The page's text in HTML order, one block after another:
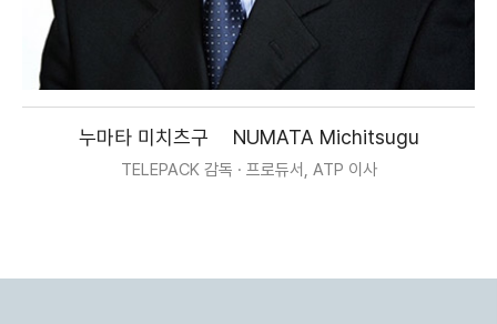
누마타 미치츠구 NUMATA Michitsugu
TELEPACK 감독 · 프로듀서, ATP 이사